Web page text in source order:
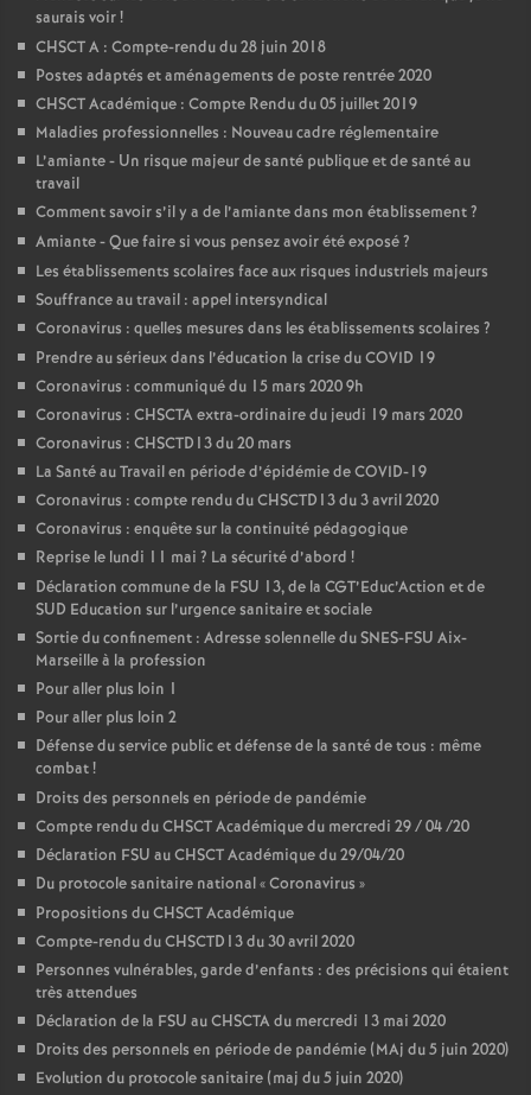
saurais voir!
CHSCT A : Compte-rendu du 28 juin 2018
Postes adaptés et aménagements de poste rentrée 2020
CHSCT Académique : Compte Rendu du 05 juillet 2019
Maladies professionnelles : Nouveau cadre réglementaire
L’amiante - Un risque majeur de santé publique et de santé au
travail
Comment savoir s’il y a de l’amiante dans mon établissement?
Amiante - Que faire si vous pensez avoir été exposé?
Les établissements scolaires face aux risques industriels majeurs
Souffrance au travail : appel intersyndical
Coronavirus : quelles mesures dans les établissements scolaires ?
Prendre au sérieux dans l’éducation la crise du COVID 19
Coronavirus : communiqué du 15 mars 2020 9h
Coronavirus : CHSCTA extra-ordinaire du jeudi 19 mars 2020
Coronavirus : CHSCTD13 du 20 mars
La Santé au Travail en période d’épidémie de COVID-19
Coronavirus : compte rendu du CHSCTD13 du 3 avril 2020
Coronavirus : enquête sur la continuité pédagogique
Reprise le lundi 11 mai ? La sécurité d’abord !
Déclaration commune de la FSU 13, de la CGT’Educ’Action et de
SUD Education sur l’urgence sanitaire et sociale
Sortie du confinement : Adresse solennelle du SNES-FSU Aix-
Marseille à la profession
Pour aller plus loin 1
Pour aller plus loin 2
Défense du service public et défense de la santé de tous : même
combat!
Droits des personnels en période de pandémie
Compte rendu du CHSCT Académique du mercredi 29 / 04 /20
Déclaration FSU au CHSCT Académique du 29/04/20
Du protocole sanitaire national «Coronavirus »
Propositions du CHSCT Académique
Compte-rendu du CHSCTD13 du 30 avril 2020
Personnes vulnérables, garde d’enfants : des précisions qui étaient
très attendues
Déclaration de la FSU au CHSCTA du mercredi 13 mai 2020
Droits des personnels en période de pandémie (MAj du 5 juin 2020)
Evolution du protocole sanitaire (maj du 5 juin 2020)